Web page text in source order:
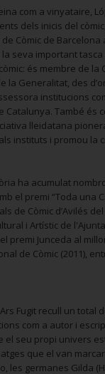
com a vinyataire,
dels inicis del
Còmic de Barcelona
seva important
és membre de la
la Generalitat, des
institucions
Catalunya. També és
lleidatana
instituts i promou la
ha acumulat
el premi “Toda una
de Còmic d’Avilés
i Artístic de
premi Junceda al
de Còmic (2011),
Fugit recull un total
com a autor i
el seu propi univers
que el van
les germanes Gilda